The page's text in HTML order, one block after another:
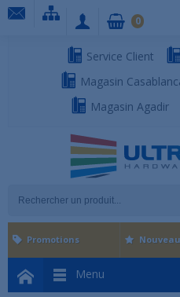
Service Client
Magasin
Magasin Agadir
0
Menu
Promotions